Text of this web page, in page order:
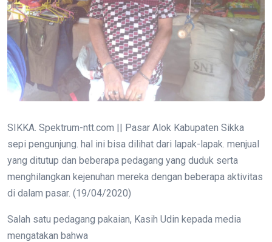
SIKKA. Spektrum-ntt.com || Pasar Alok Kabupaten Sikka
sepi pengunjung. hal ini bisa dilihat dari lapak-lapak. menjual
yang ditutup dan beberapa pedagang yang duduk serta
menghilangkan kejenuhan mereka dengan beberapa aktivitas
di dalam pasar. (19/04/2020)
Salah satu pedagang pakaian, Kasih Udin kepada media
mengatakan bahwa